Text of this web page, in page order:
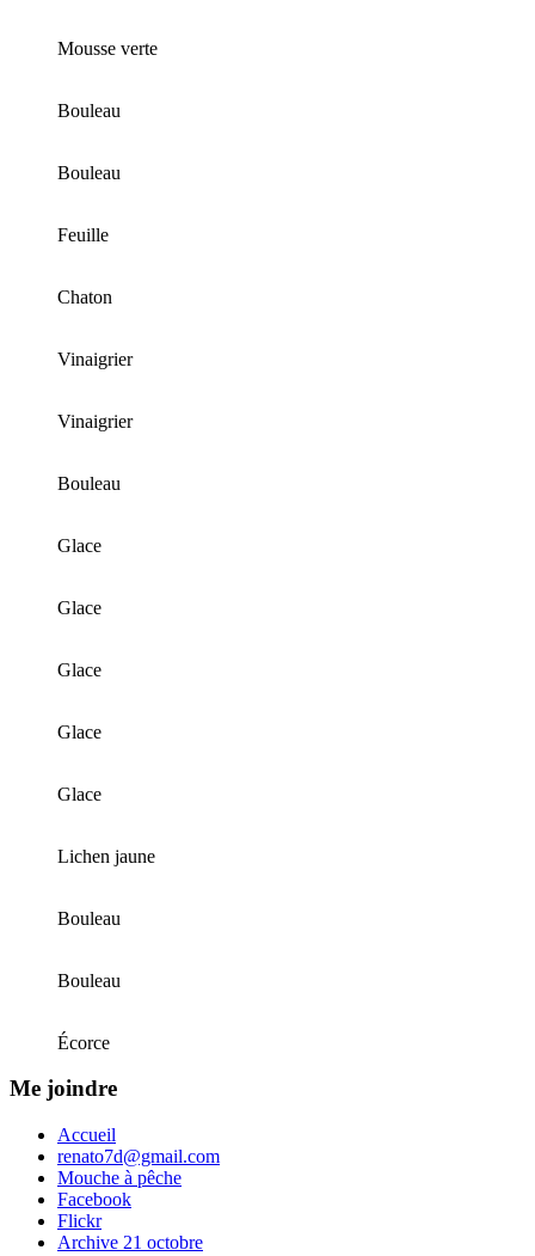
Mousse verte
Bouleau
Bouleau
Feuille
Chaton
Vinaigrier
Vinaigrier
Bouleau
Glace
Glace
Glace
Glace
Glace
Lichen jaune
Bouleau
Bouleau
Écorce
Me joindre
Accueil
renato7d@gmail.com
Mouche à pêche
Facebook
Flickr
Archive 21 octobre